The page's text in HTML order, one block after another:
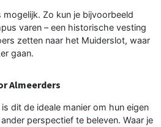
mogelijk. Zo kun je bijvoorbeeld
varen – een historische vesting
zetten naar het Muiderslot, waar
gaan.
Almeerders
dit de ideale manier om hun eigen
perspectief te beleven. Waar je